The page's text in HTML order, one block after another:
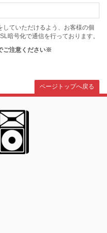
ていただけるよう、お客様の個
暗号化で通信を行っております。
ご注意ください※
ページトップへ戻る